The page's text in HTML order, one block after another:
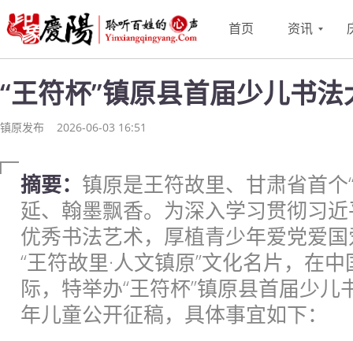
首页 资讯
“王符杯”镇原县首届少儿书
镇原发布 2026-06-03 16:51
摘要： 镇原是王符故里、甘肃省首
延、翰墨飘香。为深入学习贯彻习
优秀书法艺术，厚植青少年爱党爱
“王符故里·人文镇原”文化名片，在
际，特举办“王符杯”镇原县首届少
年儿童公开征稿，具体事宜如下：